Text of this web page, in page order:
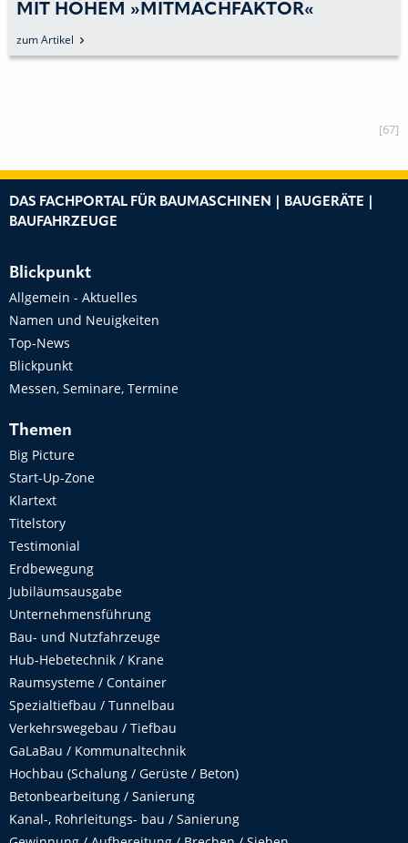
MIT HOHEM »MITMACHFAKTOR«
zum Artikel
[67]
DAS FACHPORTAL FÜR BAUMASCHINEN | BAUGERÄTE |
BAUFAHRZEUGE
Blickpunkt
Allgemein - Aktuelles
Namen und Neuigkeiten
Top-News
Blickpunkt
Messen, Seminare, Termine
Themen
Big Picture
Start-Up-Zone
Klartext
Titelstory
Testimonial
Erdbewegung
Jubiläumsausgabe
Unternehmensführung
Bau- und Nutzfahrzeuge
Hub-Hebetechnik / Krane
Raumsysteme / Container
Spezialtiefbau / Tunnelbau
Verkehrswegebau / Tiefbau
GaLaBau / Kommunaltechnik
Hochbau (Schalung / Gerüste / Beton)
Betonbearbeitung / Sanierung
Kanal-, Rohrleitungs- bau / Sanierung